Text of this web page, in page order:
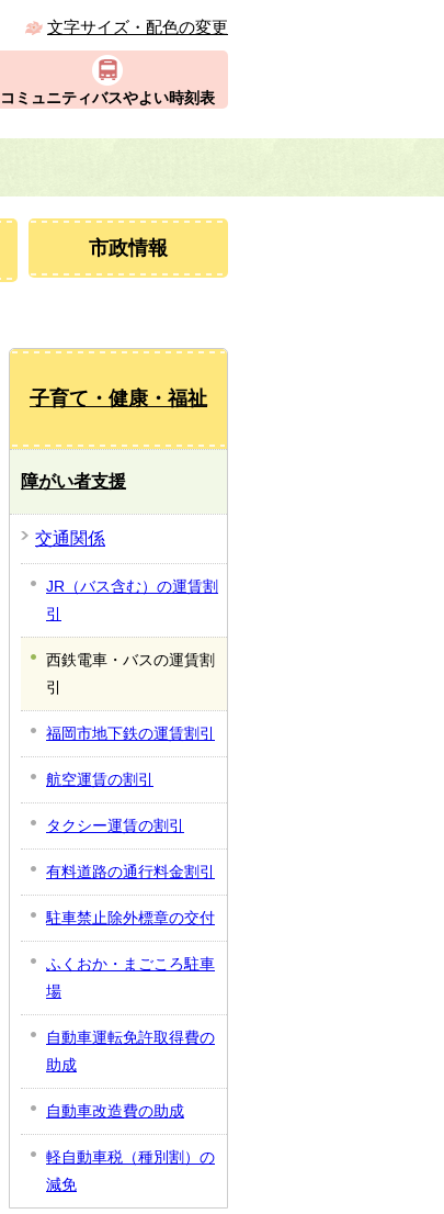
文字サイズ・配色の変更
コミュニティバスやよい時刻表
市政情報
子育て・健康・福祉
障がい者支援
交通関係
JR（バス含む）の運賃割
引
西鉄電車・バスの運賃割
引
福岡市地下鉄の運賃割引
航空運賃の割引
タクシー運賃の割引
有料道路の通行料金割引
駐車禁止除外標章の交付
ふくおか・まごころ駐車
場
自動車運転免許取得費の
助成
自動車改造費の助成
軽自動車税（種別割）の
減免